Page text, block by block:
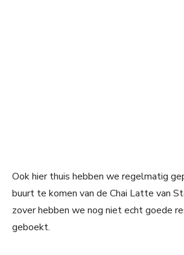
Ook hier thuis hebben we regelmatig
buurt te komen van de Chai Latte van
zover hebben we nog niet echt goede
geboekt.